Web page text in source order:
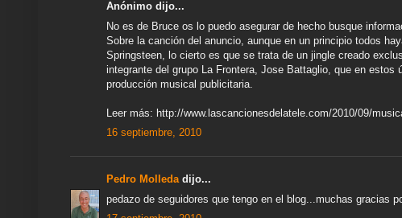
Anónimo dijo...
No es de Bruce os lo puedo asegurar de hecho busque
Sobre la canción del anuncio, aunque en un principio todos
Springsteen, lo cierto es que se trata de un jingle creado
integrante del grupo La Frontera, Jose Battaglio, que en
producción musical publicitaria.
Leer más: http://www.lascancionesdelatele.com/2010/09/
16 septiembre, 2010
Pedro Molledadijo...
pedazo de seguidores que tengo en el blog...muchas gracias